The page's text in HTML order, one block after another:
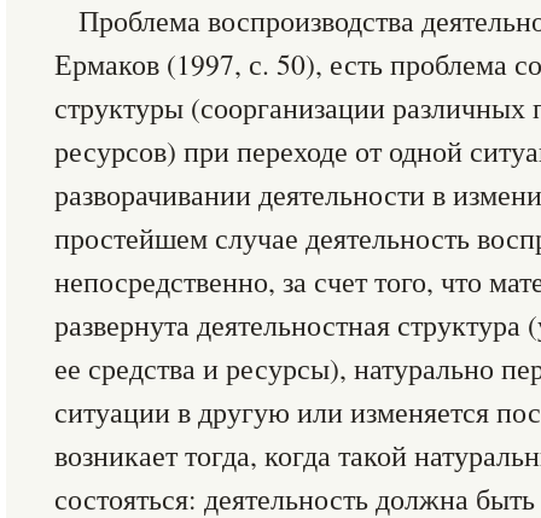
Проблема воспроизводства
Ермаков (1997, с. 50), есть проблема
структуры (соорганизации различных
ресурсов) при переходе от одной
разворачивании деятельности в
простейшем случае деятельность
непосредственно, за счет того, что
развернута деятельностная
ее средства и ресурсы), натурально
ситуации в другую или изменяется
возникает тогда, когда такой
состояться: деятельность должна